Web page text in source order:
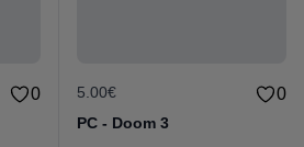
0 5.00€ 0
PC - Doom 3